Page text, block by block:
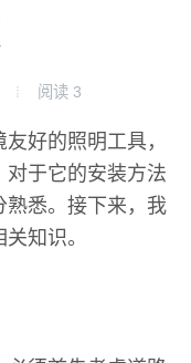
阅读 3
好的照明工具，
对于它的安装方法
熟悉。接下来，我
知识。